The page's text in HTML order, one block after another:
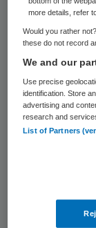
Miljoenen
kunnen op
more details, refer
Would you rather
these do not record
We and our
Use precise
identification. Store
advertising and
research and
List of Partners